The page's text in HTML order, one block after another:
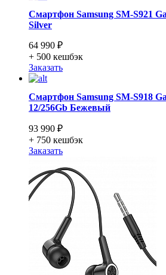
Смартфон Samsung SM-S921
Silver
64 990 ₽
+ 500 кешбэк
Заказать
Смартфон Samsung SM-S918
12/256Gb Бежевый
93 990 ₽
+ 750 кешбэк
Заказать